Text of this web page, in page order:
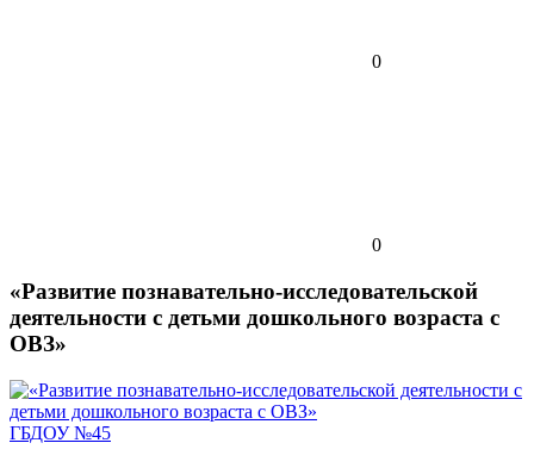
0
0
«Развитие познавательно-исследовательской
деятельности с детьми дошкольного возраста с
ОВЗ»
ГБДОУ №45